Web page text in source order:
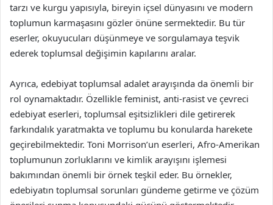
tarzı ve kurgu yapısıyla, bireyin içsel dünyasını ve modern
toplumun karmaşasını gözler önüne sermektedir. Bu tür
eserler, okuyucuları düşünmeye ve sorgulamaya teşvik
ederek toplumsal değişimin kapılarını aralar.
Ayrıca, edebiyat toplumsal adalet arayışında da önemli bir
rol oynamaktadır. Özellikle feminist, anti-rasist ve çevreci
edebiyat eserleri, toplumsal eşitsizlikleri dile getirerek
farkındalık yaratmakta ve toplumu bu konularda harekete
geçirebilmektedir. Toni Morrison’un eserleri, Afro-Amerikan
toplumunun zorluklarını ve kimlik arayışını işlemesi
bakımından önemli bir örnek teşkil eder. Bu örnekler,
edebiyatın toplumsal sorunları gündeme getirme ve çözüm